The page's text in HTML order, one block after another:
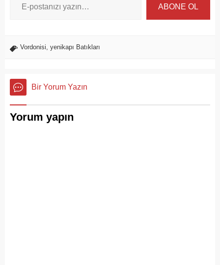
ABONE OL
Vordonisi yenikapı Batıkları
Bir Yorum Yazın
Yorum yapın